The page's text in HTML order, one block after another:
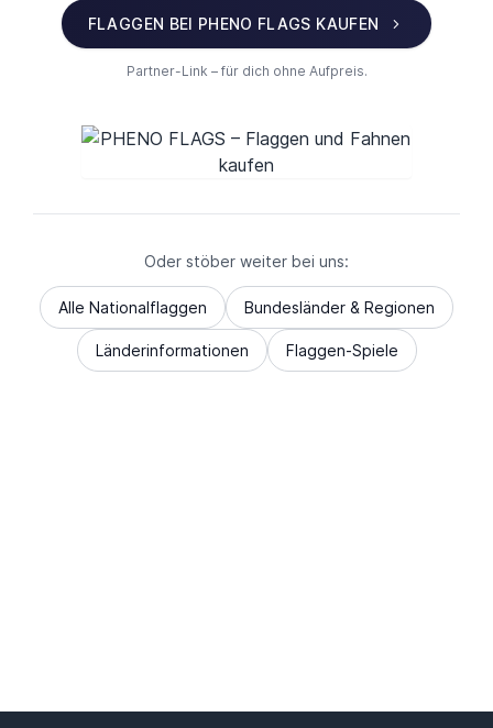
FLAGGEN BEI PHENO FLAGS KAUFEN
Partner-Link – für dich ohne Aufpreis.
Oder stöber weiter bei uns:
Alle Nationalflaggen Bundesländer & Regionen
Länderinformationen Flaggen-Spiele